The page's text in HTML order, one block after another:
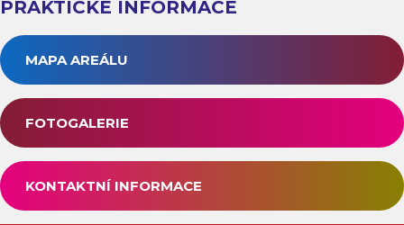
PRAKTICKÉ INFORMACE
MAPA AREÁLU
FOTOGALERIE
KONTAKTNÍ INFORMACE